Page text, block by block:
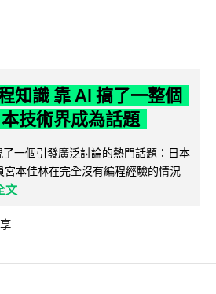
知識 靠 AI 搞了一整個
技術界成為話題
一個引發廣泛討論的熱門話題：日本
宮本佳林在完全沒有編程經驗的情況
文